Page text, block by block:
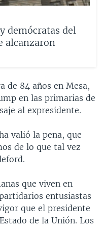
demócratas del
alcanzaron
de 84 años en Mesa,
en las primarias de
al expresidente.
valió la pena, que
de lo que tal vez
que viven en
entusiastas
que el presidente
de la Unión. Los